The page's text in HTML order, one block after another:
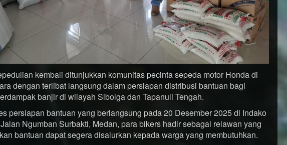
kembali ditunjukkan komunitas pecinta sepeda motor Honda di
dengan terlibat langsung dalam persiapan distribusi bantuan bagi
banjir di wilayah Sibolga dan Tapanuli Tengah.
persiapan bantuan yang berlangsung pada 20 Desember 2025 di Indako
Ngumban Surbakti, Medan, para bikers hadir sebagai relawan yang
bantuan dapat segera disalurkan kepada warga yang membutuhkan.